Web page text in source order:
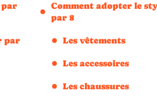
par
par
Comment adopter le
par 8
Les vêtements
Les accessoires
Les chaussures